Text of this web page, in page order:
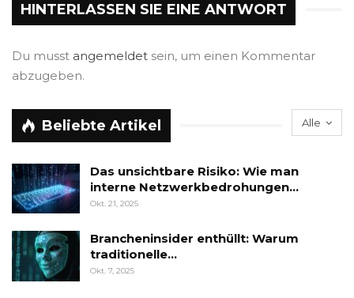
HINTERLASSEN SIE EINE ANTWORT
Du musst angemeldet sein, um einen Kommentar
abzugeben.
Alle
Beliebte Artikel
Das unsichtbare Risiko: Wie man
interne Netzwerkbedrohungen…
Okt. 21, 2025
Brancheninsider enthüllt: Warum
traditionelle…
Okt. 7, 2025